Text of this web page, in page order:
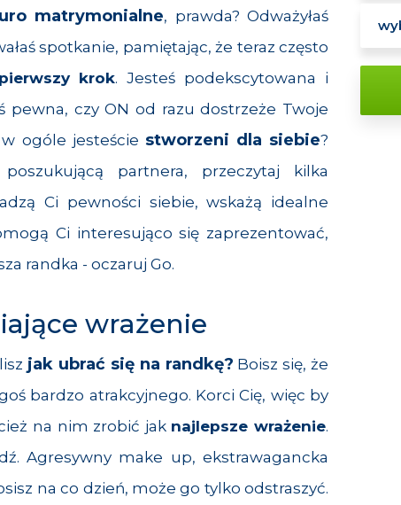
matrymonialne, prawda? Odważyłaś
spotkanie, pamiętając, że teraz często
krok. Jesteś podekscytowana i
pewna, czy ON od razu dostrzeże Twoje
ogóle jesteście stworzeni dla siebie?
partnera, przeczytaj kilka
Ci pewności siebie, wskażą idealne
Ci interesująco się zaprezentować,
randka - oczaruj Go.
wrażenie
jak ubrać się na randkę? Boisz się, że
bardzo atrakcyjnego. Korci Cię, więc by
na nim zrobić jak najlepsze wrażenie.
Agresywny make up, ekstrawagancka
na co dzień, może go tylko odstraszyć.